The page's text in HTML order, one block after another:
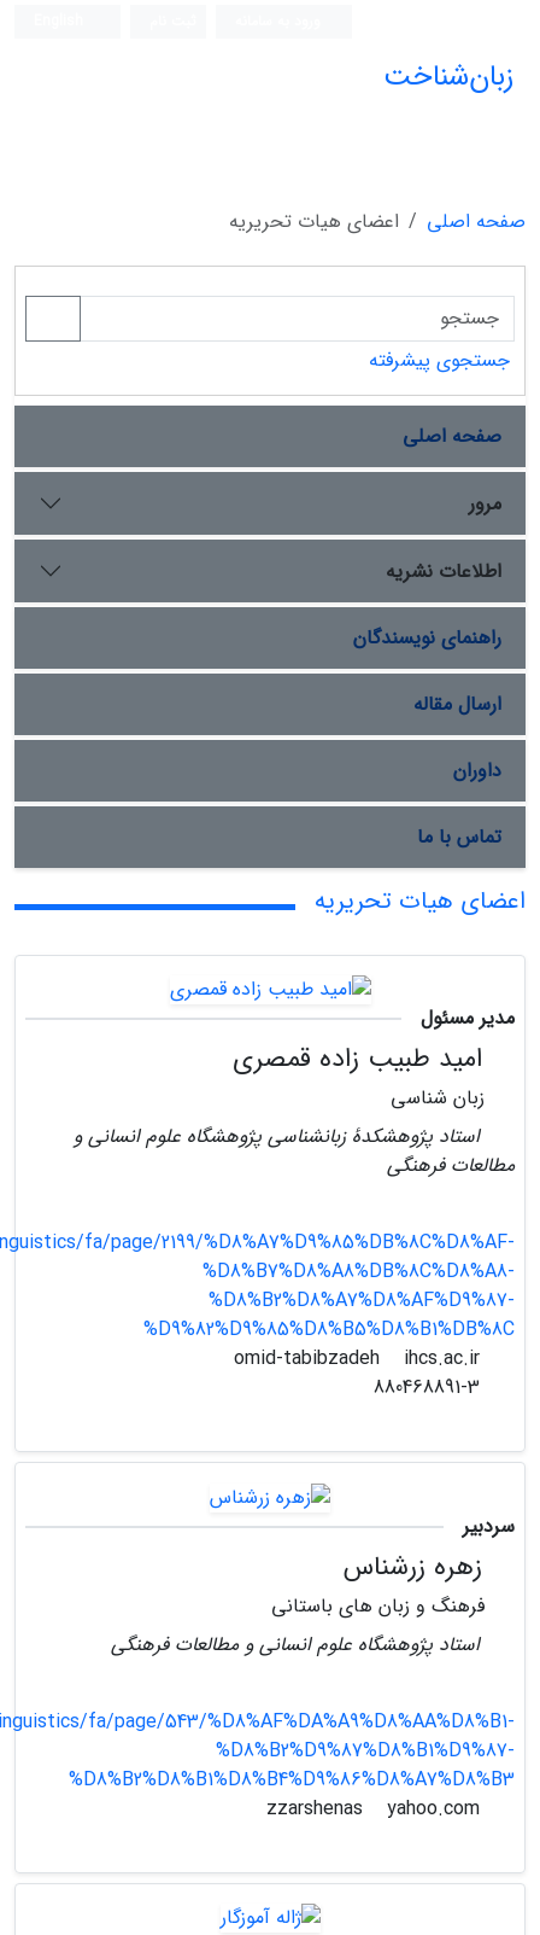
زبان‌شناخت
صفحه اصلی اعضای هیات تحریریه
جستجوی پیشرفته
صفحه اصلی
مرور
اطلاعات نشریه
راهنمای نویسندگان
ارسال مقاله
داوران
تماس با ما
اعضای هیات تحریریه
مدیر مسئول
امید طبیب زاده قمصری
زبان شناسی
استاد پژوهشکدۀ زبانشناسی پژوهشگاه علوم انسانی و
مطالعات فرهنگی
fa/page/2199/%D8%A7%D9%85%DB%8C%D8%AF-
%D8%B7%D8%A8%DB%8C%D8%A8-
%D8%B2%D8%A7%D8%AF%D9%87-
%D9%82%D9%85%D8%B5%D8%B1%DB%8C
ihcs.ac.ir
سردبیر
زهره زرشناس
فرهنگ و زبان های باستانی
استاد پژوهشگاه علوم انسانی و مطالعات فرهنگی
fa/page/543/%D8%AF%DA%A9%D8%AA%D8%B1-
%D8%B2%D9%87%D8%B1%D9%87-
%D8%B2%D8%B1%D8%B4%D9%86%D8%A7%D8%B3
yahoo.com